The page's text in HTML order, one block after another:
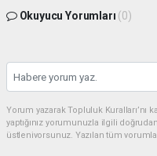
Okuyucu Yorumları (0)
Yorum yazarak Topluluk
yaptığınız yorumunuzla ilgili
üstleniyorsunuz. Yazılan tüm